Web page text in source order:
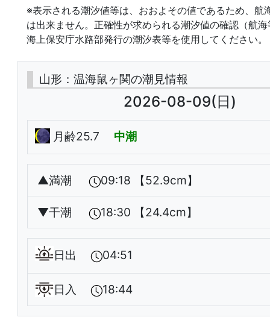
※表示される潮汐値等は、おおよその値であるため、航
は出来ません。正確性が求められる潮汐値の確認（航
海上保安庁水路部発行の潮汐表等を使用してください。
山形：温海鼠ヶ関の潮見情報
2026-08-09(日)
月齢25.7 中潮
▲満潮 09:18 【52.9cm】
▼干潮 18:30 【24.4cm】
日出 04:51
日入 18:44